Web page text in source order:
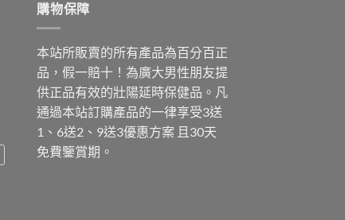
購物保障
本站所販賣的所有產品為百分百正
品，假一賠十！為廣大男性朋友提
供正品有效的壯陽延時保健品。凡
通過本站訂購產品的一律享受3送
1、6送2、9送3優惠方案 且30天
免費鑒賞期。